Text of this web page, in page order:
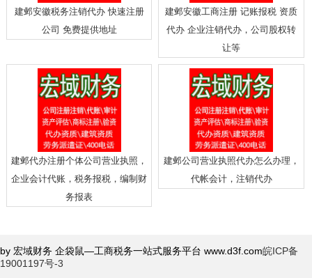
建邺安徽税务注销代办 快速注册
公司 免费提供地址
建邺安徽工商注册 记账报税 资质
代办 企业注销代办，公司股权转
让等
建邺代办注册个体公司营业执照，
企业会计代账，税务报税，编制财
务报表
建邺公司营业执照代办怎么办理，
代帐会计，注销代办
by 宏域财务 企袋鼠—工商税务一站式服务平台 www.d3f.com皖ICP备
19001197号-3